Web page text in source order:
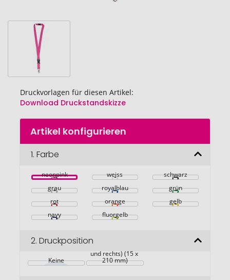
Druckvorlagen für diesen Artikel:
Download Druckstandskizze
Zum
Anfang
Bildgalerie
Artikel konfigurieren
1. Farbe
neonpink weiss
schwarz
grau
royalblau
grün
rot
orange
gelb
navy
fluorgelb
2. Druckposition
Keine
und rechts) (15 x
210 mm)